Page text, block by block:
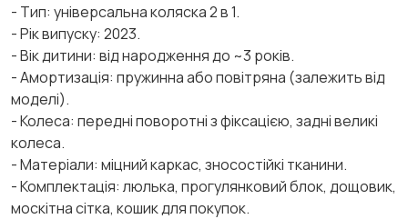
- Тип: універсальна коляска 2 в 1.
- Рік випуску: 2023.
- Вік дитини: від народження до ~3 років.
- Амортизація: пружинна або повітряна (залежить від
моделі).
- Колеса: передні поворотні з фіксацією, задні великі
колеса.
- Матеріали: міцний каркас, зносостійкі тканини.
- Комплектація: люлька, прогулянковий блок, дощовик,
москітна сітка, кошик для покупок.